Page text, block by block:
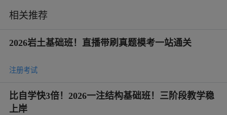
相关推荐
2026岩土基础班！直播带刷真题模考一站通关
注册考试
比自学快3倍！2026一注结构基础班！三阶段教学稳
上岸